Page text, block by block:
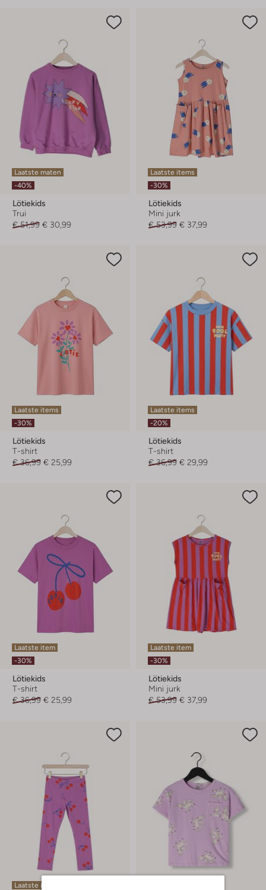
Laatste maten
-40%
Lötiekids
Trui
€ 51,99 € 30,99
Laatste items
-30%
Lötiekids
Mini jurk
€ 53,99 € 37,99
Laatste items
-30%
Lötiekids
T-shirt
€ 36,99 € 25,99
Laatste items
-20%
Lötiekids
T-shirt
€ 36,99 € 29,99
Laatste item
-30%
Lötiekids
T-shirt
€ 36,99 € 25,99
Laatste item
-30%
Lötiekids
Mini jurk
€ 53,99 € 37,99
Laatste item